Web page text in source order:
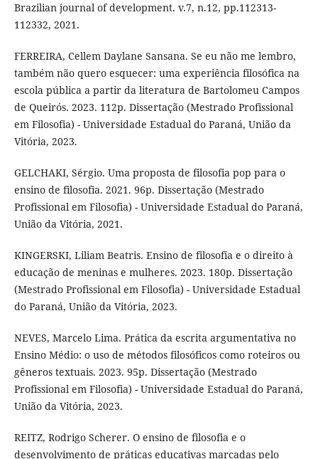
Brazilian journal of development. v.7, n.12, pp.112313-
112332, 2021.
FERREIRA, Cellem Daylane Sansana. Se eu não me lembro,
também não quero esquecer: uma experiência filosófica na
escola pública a partir da literatura de Bartolomeu Campos
de Queirós. 2023. 112p. Dissertação (Mestrado Profissional
em Filosofia) - Universidade Estadual do Paraná, União da
Vitória, 2023.
GELCHAKI, Sérgio. Uma proposta de filosofia pop para o
ensino de filosofia. 2021. 96p. Dissertação (Mestrado
Profissional em Filosofia) - Universidade Estadual do Paraná,
União da Vitória, 2021.
KINGERSKI, Liliam Beatris. Ensino de filosofia e o direito à
educação de meninas e mulheres. 2023. 180p. Dissertação
(Mestrado Profissional em Filosofia) - Universidade Estadual
do Paraná, União da Vitória, 2023.
NEVES, Marcelo Lima. Prática da escrita argumentativa no
Ensino Médio: o uso de métodos filosóficos como roteiros ou
gêneros textuais. 2023. 95p. Dissertação (Mestrado
Profissional em Filosofia) - Universidade Estadual do Paraná,
União da Vitória, 2023.
REITZ, Rodrigo Scherer. O ensino de filosofia e o
desenvolvimento de práticas educativas marcadas pelo